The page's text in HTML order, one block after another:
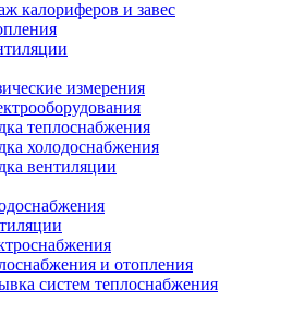
калориферов и завес
измерения
теплоснабжения
холодоснабжения
вентиляции
и отопления
систем теплоснабжения